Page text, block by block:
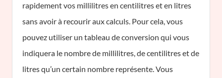
rapidement vos millilitres en centilitres et en litres
sans avoir à recourir aux calculs. Pour cela, vous
pouvez utiliser un tableau de conversion qui vous
indiquera le nombre de millilitres, de centilitres et de
litres qu’un certain nombre représente. Vous